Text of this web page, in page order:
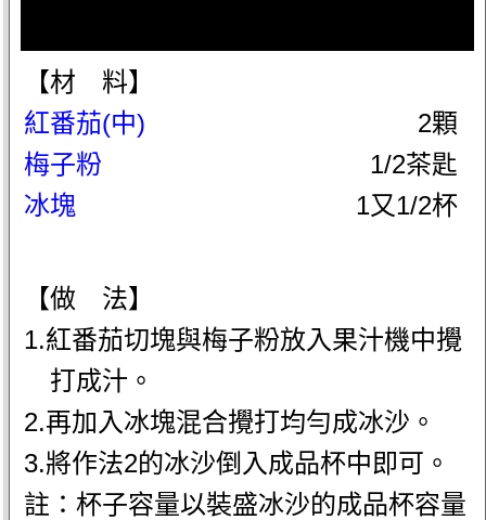
【材 料】
紅番茄(中)
2顆
梅子粉
1/2茶匙
冰塊
1又1/2杯
【做 法】
1.紅番茄切塊與梅子粉放入果汁機中攪
打成汁。
2.再加入冰塊混合攪打均勻成冰沙。
3.將作法2的冰沙倒入成品杯中即可。
註：杯子容量以裝盛冰沙的成品杯容量